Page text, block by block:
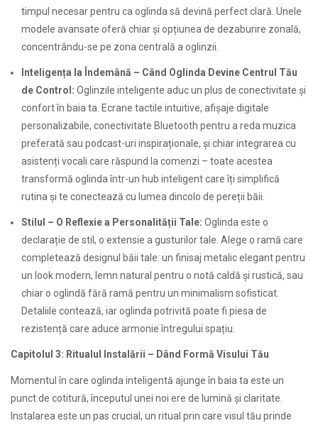
timpul necesar pentru ca oglinda să devină perfect clară. Unele
modele avansate oferă chiar și opțiunea de dezaburire zonală,
concentrându-se pe zona centrală a oglinzii.
Inteligența la Îndemână – Când Oglinda Devine Centrul Tău
de Control: Oglinzile inteligente aduc un plus de conectivitate și
confort în baia ta. Ecrane tactile intuitive, afișaje digitale
personalizabile, conectivitate Bluetooth pentru a reda muzica
preferată sau podcast-uri inspiraționale, și chiar integrarea cu
asistenți vocali care răspund la comenzi – toate acestea
transformă oglinda într-un hub inteligent care îți simplifică
rutina și te conectează cu lumea dincolo de pereții băii.
Stilul – O Reflexie a Personalității Tale: Oglinda este o
declarație de stil, o extensie a gusturilor tale. Alege o ramă care
completează designul băii tale: un finisaj metalic elegant pentru
un look modern, lemn natural pentru o notă caldă și rustică, sau
chiar o oglindă fără ramă pentru un minimalism sofisticat.
Detaliile contează, iar oglinda potrivită poate fi piesa de
rezistență care aduce armonie întregului spațiu.
Capitolul 3: Ritualul Instalării – Dând Formă Visului Tău
Momentul în care oglinda inteligentă ajunge în baia ta este un
punct de cotitură, începutul unei noi ere de lumină și claritate.
Instalarea este un pas crucial, un ritual prin care visul tău prinde